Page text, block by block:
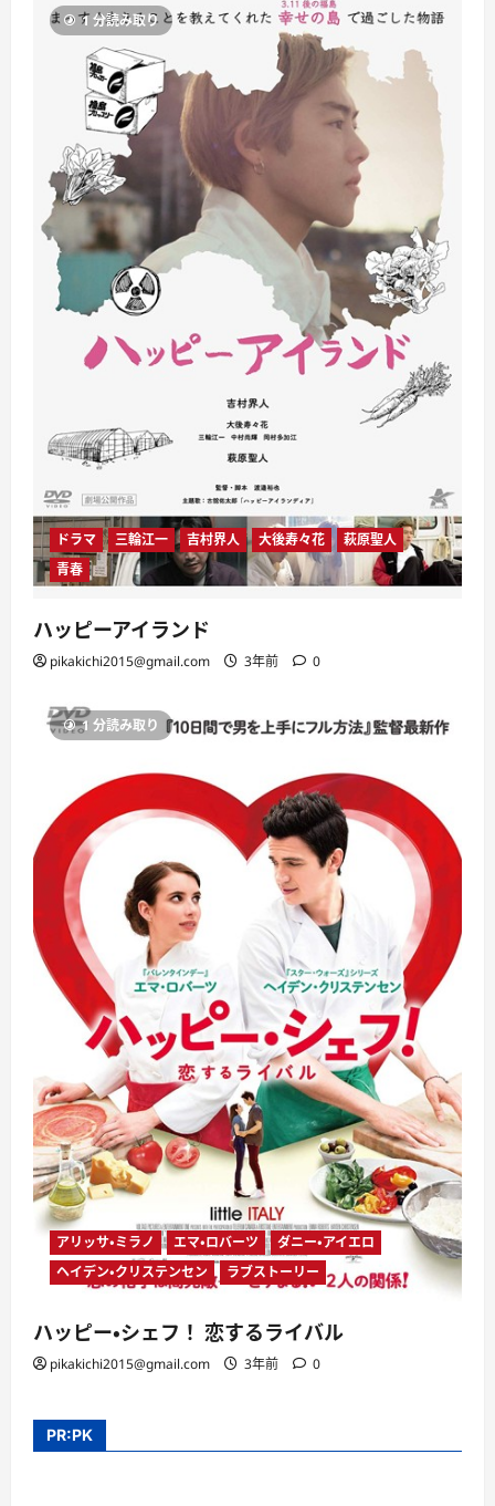
1 分読み取り
ドラマ 三輪江一 吉村界人 大後寿々花
萩原聖人
青春
ハッピーアイランド
pikakichi2015@gmail.com 3年前 0
1 分読み取り
アリッサ・ミラノ エマ・ロバーツ
ダニー・アイエロ
ヘイデン・クリステンセン
ラブストーリー
ハッピー・シェフ！ 恋するライバル
pikakichi2015@gmail.com 3年前 0
PR:PK